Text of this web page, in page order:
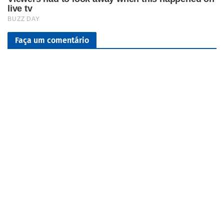
Faça um comentário